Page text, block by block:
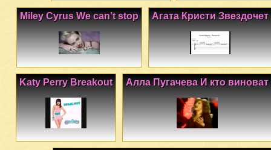
Агата Кристи Звездочет
Miley Cyrus We can’t stop
Алла Пугачева И кто виноват
Katy Perry Breakout